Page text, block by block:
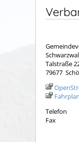
Talstraße
79677
Telefon
Fax